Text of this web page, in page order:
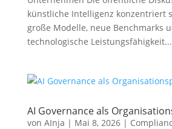
künstliche Intelligenz konzentriert
große Modelle, neue Benchmarks
technologische
AI Governance als
von AInja | Mai 8, 2026|